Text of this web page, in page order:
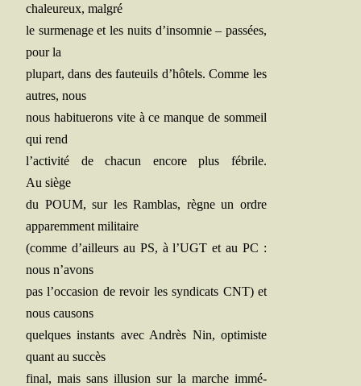
cha­leu­reux, malgré
le sur­me­nage et les nuits d’insomnie – pas­sées,
pour la
plu­part, dans des fau­teuils d’hôtels. Comme les
autres, nous
nous habi­tue­rons vite à ce manque de som­meil
qui rend
l’activité de cha­cun encore plus fébrile.
Au siège
du POUM, sur les Ram­blas, règne un ordre
appa­rem­ment militaire
(comme d’ailleurs au PS, à l’UGT et au PC :
nous n’avons
pas l’occasion de revoir les syn­di­cats CNT) et
nous causons
quelques ins­tants avec Andrès Nin, opti­miste
quant au succès
final, mais sans illu­sion sur la marche immé­